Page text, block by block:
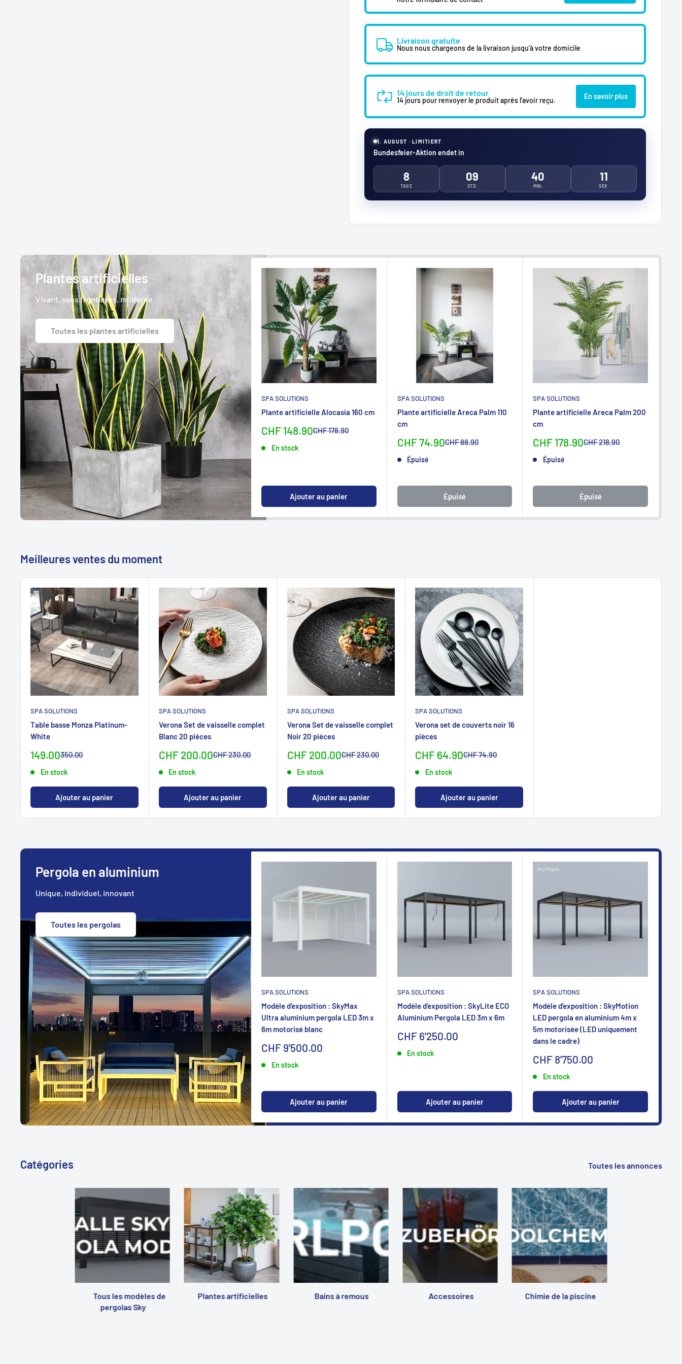
Livraison gratuite
Nous nous chargeons de la livraison jusqu'à votre domicile
14 jours de droit de retour
14 jours pour renvoyer le produit après l'avoir reçu. En savoir plus
1. AUGUST · LIMITIERT
Bundesfeier-Aktion endet in
8
TAGE
09
STD.
40
MIN.
09
SEK.
Plantes artificielles
Vivant, sans frontières, moderne
Toutes les plantes artificielles
SPA SOLUTIONS
Plante artificielle Alocasia 160 cm
Sonderpreis
CHF 148.90Normalpreis
CHF 178.90
En stock
Ajouter au panier
SPA SOLUTIONS
Plante artificielle Areca Palm 110
cm
Sonderpreis
CHF 74.90Normalpreis
CHF 88.90
Épuisé
Épuisé
SPA SOLUTIONS
Plante artificielle Areca Palm 200
cm
Sonderpreis
CHF 178.90Normalpreis
CHF 218.90
Épuisé
Épuisé
Meilleures ventes du moment
SPA SOLUTIONS
Table basse Monza Platinum-
White
Prix
149.00Prix
350.00
En stock
Ajouter au panier
SPA SOLUTIONS
Verona Set de vaisselle complet
Blanc 20 pièces
Sonderpreis
CHF 200.00Normalpreis
CHF 230.00
En stock
Ajouter au panier
SPA SOLUTIONS
Verona Set de vaisselle complet
Noir 20 pièces
Sonderpreis
CHF 200.00Normalpreis
CHF 230.00
En stock
Ajouter au panier
SPA SOLUTIONS
Verona set de couverts noir 16
pièces
Sonderpreis
CHF 64.90Normalpreis
CHF 74.90
En stock
Ajouter au panier
Pergola en aluminium
Unique, individuel, innovant
Toutes les pergolas
SPA SOLUTIONS
Modèle d'exposition : SkyMax
Ultra aluminium pergola LED 3m x
6m motorisé blanc
Sonderpreis
CHF 9'500.00
En stock
Ajouter au panier
SPA SOLUTIONS
Modèle d'exposition : SkyLite ECO
Aluminium Pergola LED 3m x 6m
Sonderpreis
CHF 6'250.00
En stock
Ajouter au panier
SPA SOLUTIONS
Modèle d'exposition : SkyMotion
LED pergola en aluminium 4m x
5m motorisée (LED uniquement
dans le cadre)
Sonderpreis
CHF 8'750.00
En stock
Ajouter au panier
Catégories Toutes les annonces
Tous les modèles de
pergolas Sky
Plantes artificielles Bains à remous Accessoires Chimie de la piscine